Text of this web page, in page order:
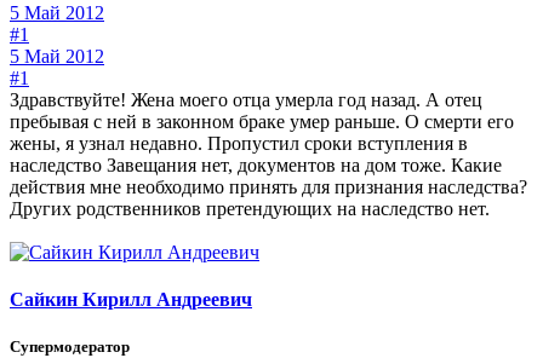
5 Май 2012
#1
5 Май 2012
#1
Здравствуйте! Жена моего отца умерла год назад. А отец
пребывая с ней в законном браке умер раньше. О смерти его
жены, я узнал недавно. Пропустил сроки вступления в
наследство Завещания нет, документов на дом тоже. Какие
действия мне необходимо принять для признания наследства?
Других родственников претендующих на наследство нет.
Сайкин Кирилл Андреевич
Супермодератор